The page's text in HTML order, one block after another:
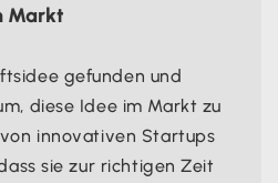
Markt
gefunden und
diese Idee im Markt zu
innovativen Startups
sie zur richtigen Zeit